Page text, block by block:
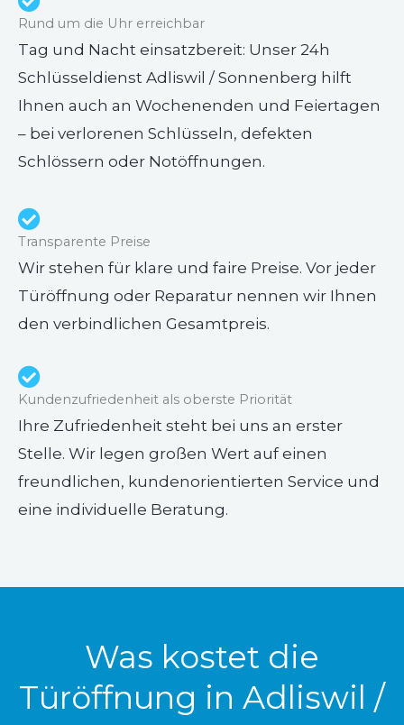
Rund um die Uhr erreichbar
Tag und Nacht einsatzbereit: Unser 24h
Schlüsseldienst Adliswil / Sonnenberg hilft
Ihnen auch an Wochenenden und Feiertagen
– bei verlorenen Schlüsseln, defekten
Schlössern oder Notöffnungen.
Transparente Preise
Wir stehen für klare und faire Preise. Vor jeder
Türöffnung oder Reparatur nennen wir Ihnen
den verbindlichen Gesamtpreis.
Kundenzufriedenheit als oberste Priorität
Ihre Zufriedenheit steht bei uns an erster
Stelle. Wir legen großen Wert auf einen
freundlichen, kundenorientierten Service und
eine individuelle Beratung.
Was kostet die
Türöffnung in Adliswil /